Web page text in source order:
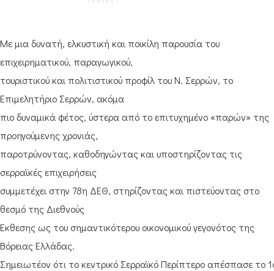
Με μια δυνατή, ελκυστική και ποικίλη παρουσία του
επιχειρηματικού, παραγωγικού,
τουριστικού και πολιτιστικού προφίλ του Ν. Σερρών, το
Επιμελητήριο Σερρών, ακόμα
πιο δυναμικά φέτος, ύστερα από το επιτυχημένο «παρών» της
προηγούμενης χρονιάς,
παροτρύνοντας, καθοδηγώντας και υποστηρίζοντας τις
σερραϊκές επιχειρήσεις
συμμετέχει στην 78η ΔΕΘ, στηρίζοντας και πιστεύοντας στο
θεσμό της Διεθνούς
Έκθεσης ως του σημαντικότερου οικονομικού γεγονότος της
Βόρειας Ελλάδας.
Σημειωτέον ότι το κεντρικό Σερραϊκό Περίπτερο απέσπασε το